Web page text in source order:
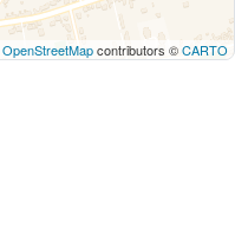
OpenStreetMapcontributors ©CARTO